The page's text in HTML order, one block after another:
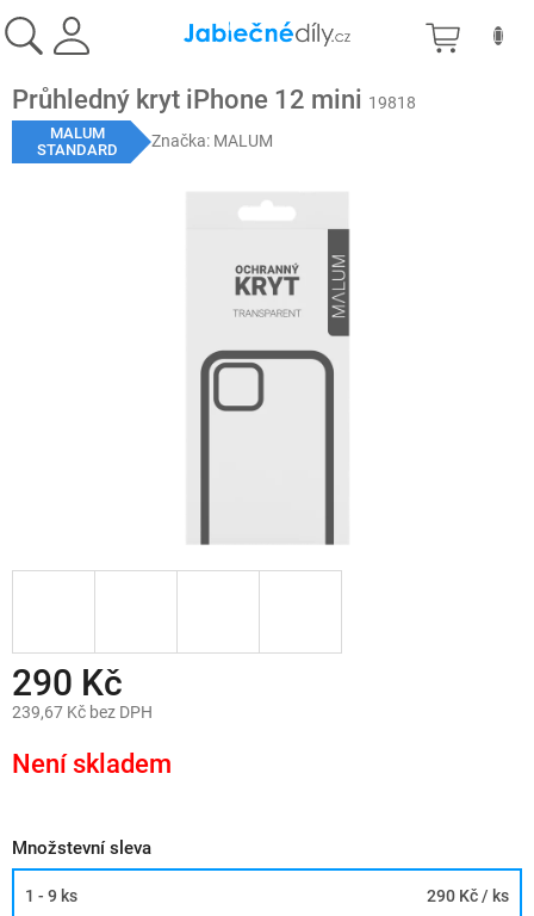
na
obsah
Průhledný kryt iPhone 12 mini 19818
MALUM
STANDARD
Značka: MALUM
290 Kč
239,67 Kč bez DPH
cena:
Není skladem
Množstevní sleva
1 - 9 ks 290 Kč/ ks